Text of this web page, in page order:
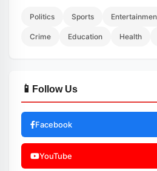
Politics Sports
Crime Education Health
📱 Follow Us
Facebook
YouTube